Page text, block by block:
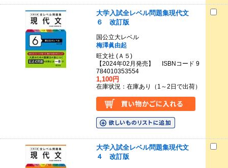
大学入試全レベル問題集現代文
６ 改訂版
国公立大レベル
梅澤眞由起
旺文社 (Ａ５)
【2024年02月発売】 ISBNコード 9
784010353554
1,100円
在庫状況：在庫あり（1～2日で出荷）
大学入試全レベル問題集現代文
４ 改訂版